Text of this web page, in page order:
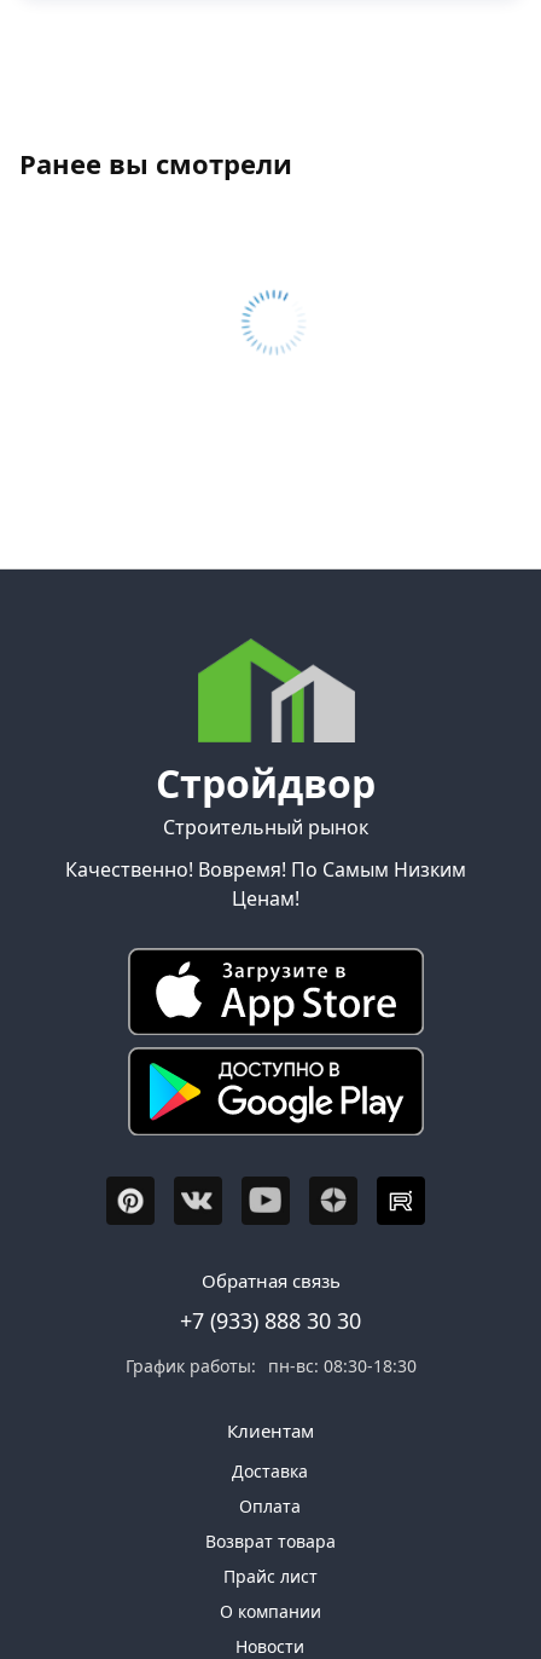
Ранее вы смотрели
Стройдвор
Строительный рынок
Качественно! Вовремя! По Самым Низким
Ценам!
Обратная связь
+7 (933) 888 30 30
График работы: пн-вс: 08:30-18:30
Клиентам
Доставка
Оплата
Возврат товара
Прайс лист
О компании
Новости